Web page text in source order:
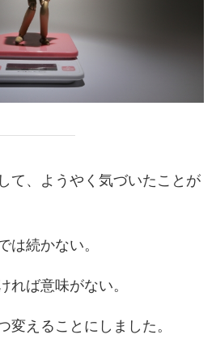
て、ようやく気づいたことが
は続かない。
れば意味がない。
変えることにしました。